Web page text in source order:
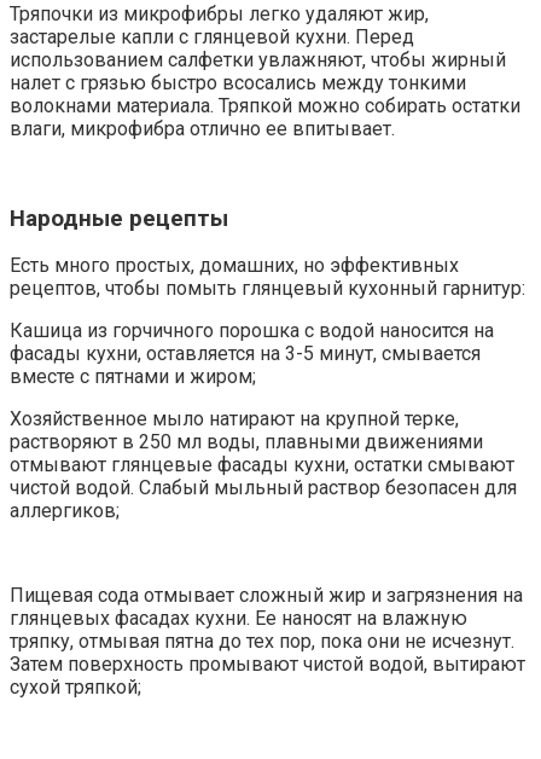
Тряпочки из микрофибры легко удаляют жир,
застарелые капли с глянцевой кухни. Перед
использованием салфетки увлажняют, чтобы жирный
налет с грязью быстро всосались между тонкими
волокнами материала. Тряпкой можно собирать остатки
влаги, микрофибра отлично ее впитывает.
Народные рецепты
Есть много простых, домашних, но эффективных
рецептов, чтобы помыть глянцевый кухонный гарнитур:
Кашица из горчичного порошка с водой наносится на
фасады кухни, оставляется на 3-5 минут, смывается
вместе с пятнами и жиром;
Хозяйственное мыло натирают на крупной терке,
растворяют в 250 мл воды, плавными движениями
отмывают глянцевые фасады кухни, остатки смывают
чистой водой. Слабый мыльный раствор безопасен для
аллергиков;
Пищевая сода отмывает сложный жир и загрязнения на
глянцевых фасадах кухни. Ее наносят на влажную
тряпку, отмывая пятна до тех пор, пока они не исчезнут.
Затем поверхность промывают чистой водой, вытирают
сухой тряпкой;